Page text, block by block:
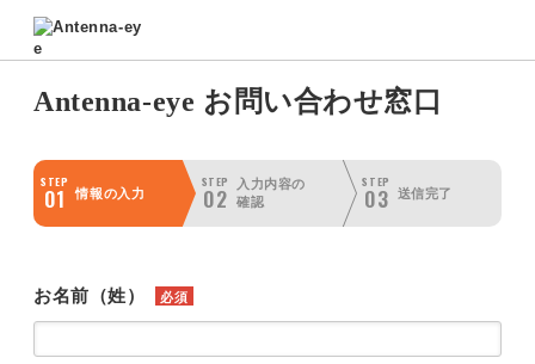
Antenna-eye お問い合わせ窓口
STEP
01 情報の入力
STEP
02
入力内容の
確認
STEP
03 送信完了
お名前（姓） 必須